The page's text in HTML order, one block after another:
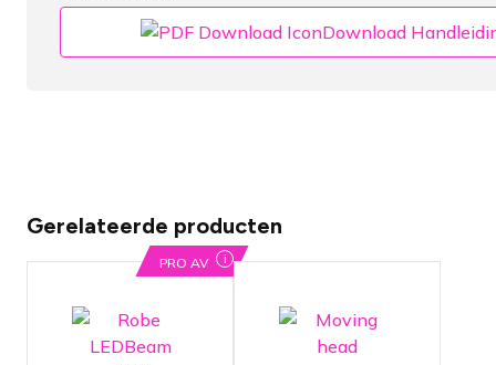
Download
Gerelateerde producten
PRO AV i
Draadloze
IP65 LED